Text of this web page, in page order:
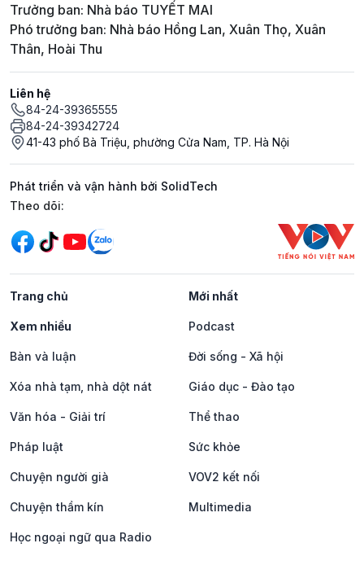
Trưởng ban: Nhà báo TUYẾT MAI
Phó trưởng ban: Nhà báo Hồng Lan, Xuân Thọ, Xuân
Thân, Hoài Thu
Liên hệ
84-24-39365555
84-24-39342724
41-43 phố Bà Triệu, phường Cửa Nam, TP. Hà Nội
Phát triển và vận hành bởi SolidTech
Mạng xã hội
Theo dõi:
Trang chủ Mới nhất
Xem nhiều Podcast
Bàn và luận Đời sống - Xã hội
Xóa nhà tạm, nhà dột nát Giáo dục - Đào tạo
Văn hóa - Giải trí Thể thao
Pháp luật Sức khỏe
Chuyện người già VOV2 kết nối
Chuyện thầm kín Multimedia
Học ngoại ngữ qua Radio